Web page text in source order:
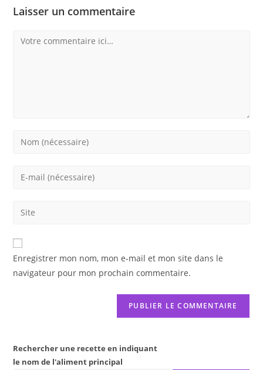
Laisser un commentaire
Comment
Enter
Enter
address
comment
Saisir
de
votre
(facultatif)
Enregistrer mon nom, mon e-mail et mon site dans le
navigateur pour mon prochain commentaire.
Rechercher une recette en indiquant
le nom de l'aliment principal